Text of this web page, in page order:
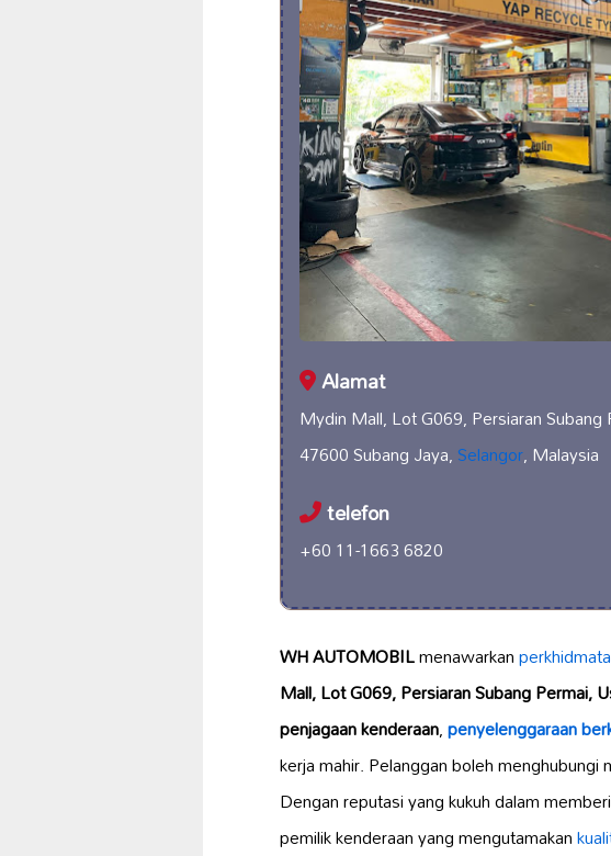
Alamat
Mydin Mall, Lot G069, Persiaran Subang
47600 Subang Jaya,Selangor, Malaysia
telefon
+60 11-1663 6820
WH AUTOMOBILmenawarkan
Mall, Lot G069, Persiaran Subang Permai,
penjagaan kenderaan,penyelenggaraan
kerja mahir. Pelanggan boleh menghubungi
Dengan reputasi yang kukuh dalam
pemilik kenderaan yang mengutamakan